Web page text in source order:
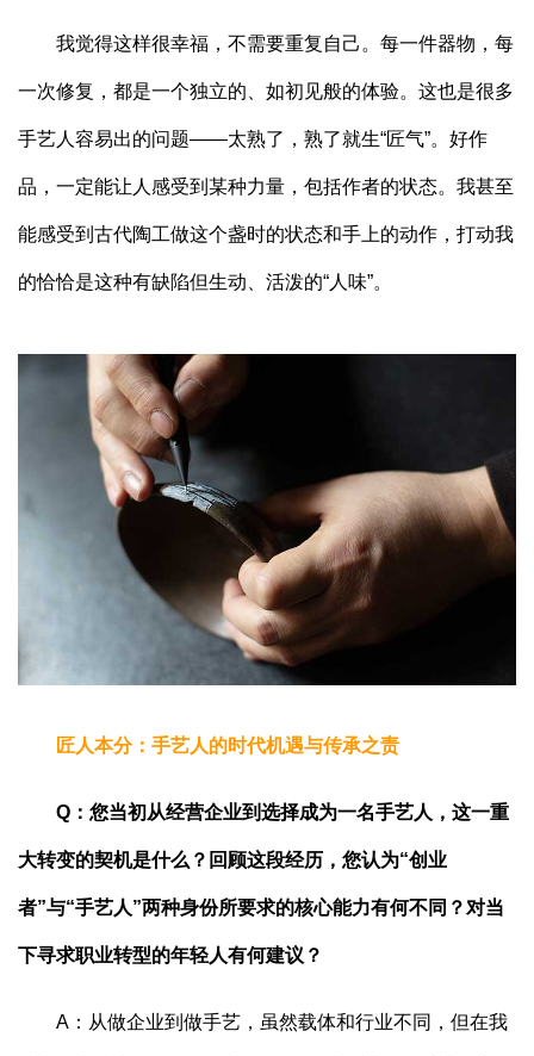
我觉得这样很幸福，不需要重复自己。每一件器物，每
一次修复，都是一个独立的、如初见般的体验。这也是很多
手艺人容易出的问题——太熟了，熟了就生“匠气”。好作
品，一定能让人感受到某种力量，包括作者的状态。我甚至
能感受到古代陶工做这个盏时的状态和手上的动作，打动我
的恰恰是这种有缺陷但生动、活泼的“人味”。
匠人本分：手艺人的时代机遇与传承之责
Q：您当初从经营企业到选择成为一名手艺人，这一重
大转变的契机是什么？回顾这段经历，您认为“创业
者”与“手艺人”两种身份所要求的核心能力有何不同？对当
下寻求职业转型的年轻人有何建议？
A：从做企业到做手艺，虽然载体和行业不同，但在我